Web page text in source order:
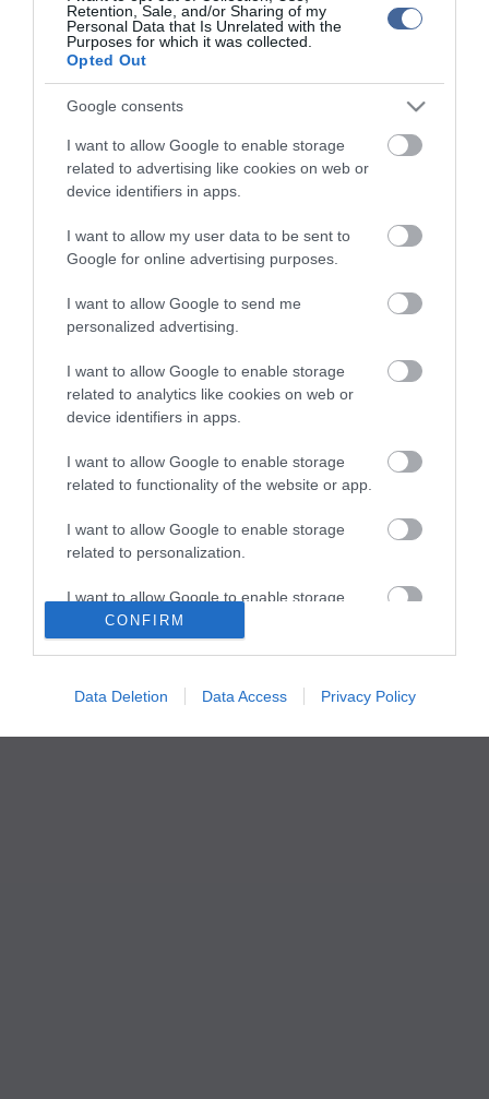
Retention, Sale, and/or Sharing of my
Personal Data that Is Unrelated with the
Purposes for which it was collected.
Opted Out
Google consents
I want to allow Google to enable storage
related to advertising like cookies on web or
device identifiers in apps.
I want to allow my user data to be sent to
Google for online advertising purposes.
I want to allow Google to send me
personalized advertising.
I want to allow Google to enable storage
related to analytics like cookies on web or
device identifiers in apps.
I want to allow Google to enable storage
related to functionality of the website or app.
I want to allow Google to enable storage
related to personalization.
I want to allow Google to enable storage
related to security, including authentication
functionality and fraud prevention, and other
CONFIRM
Data Deletion Data Access Privacy Policy
Portál szoftver és szerkesztőségi CMS, DMS rendszer:© PortalWare, 2017
Magnum IT Kft.
Médiaajánlat és hirdetési akciók•Impresszum•
nyiltakozat• Fórum•Írj Nekünk!•